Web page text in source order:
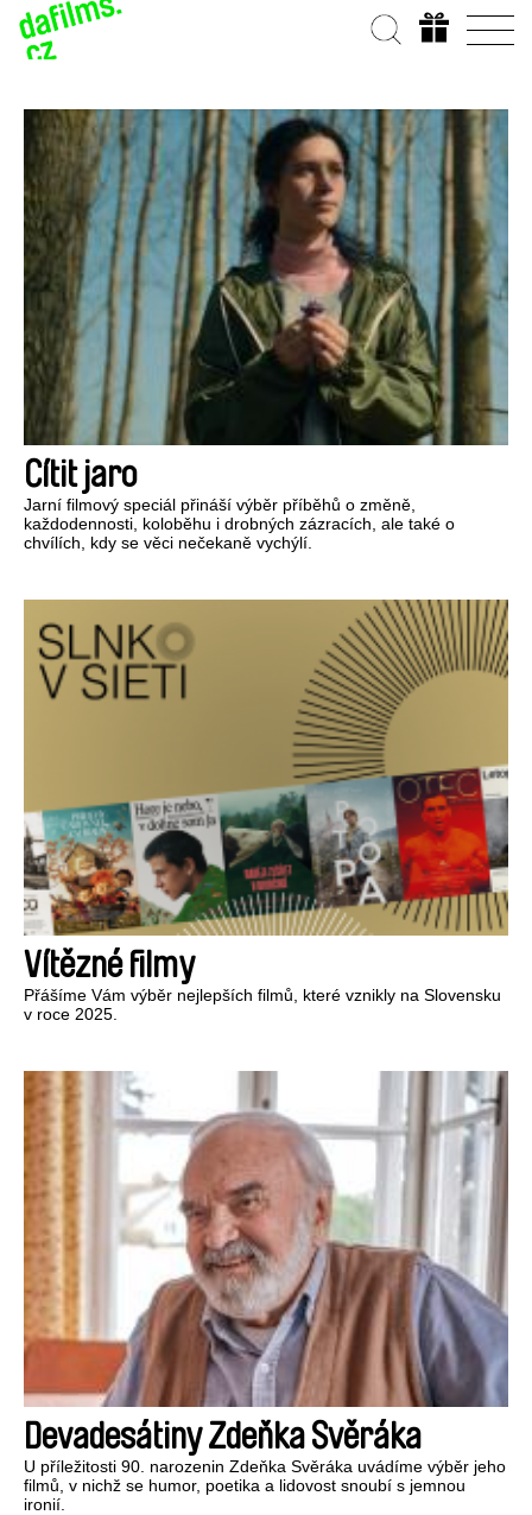
Cítit jaro
Jarní filmový speciál přináší výběr příběhů o změně,
každodennosti, koloběhu i drobných zázracích, ale také o
chvílích, kdy se věci nečekaně vychýlí.
Vítězné filmy
Přášíme Vám výběr nejlepších filmů, které vznikly na Slovensku
v roce 2025.
Devadesátiny Zdeňka Svěráka
U příležitosti 90. narozenin Zdeňka Svěráka uvádíme výběr jeho
filmů, v nichž se humor, poetika a lidovost snoubí s jemnou
ironií.